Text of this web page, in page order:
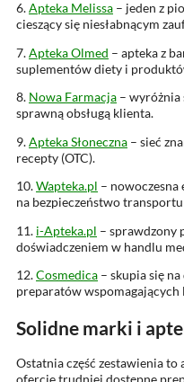
6.Apteka Melissa – jeden z
cieszący się niesłabnącym
7.Apteka Olmed – apteka z
suplementów diety i
8. Nowa Farmacja – wyróżnia
sprawną obsługą klienta.
9.Apteka Słoneczna – sieć
recepty (OTC).
10.Wapteka.pl – nowoczesna
na bezpieczeństwo
11. i-Apteka.pl – sprawdzony
doświadczeniem w handlu
12.Cosmedica – skupia się
preparatów
Solidne marki i
Ostatnia część zestawienia to